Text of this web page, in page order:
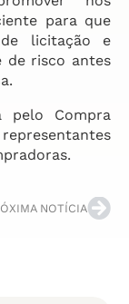
para que
licitação e
de risco antes
pelo Compra
NOTÍCIA